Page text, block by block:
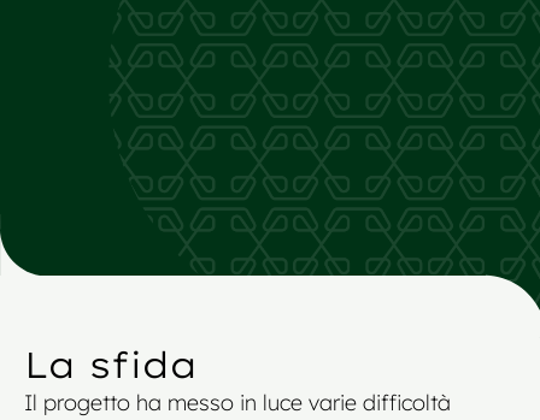
La sfida
Il progetto ha messo in luce varie difficoltà